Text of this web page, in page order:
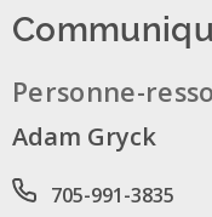
Personne-
Adam Gryck
Phone number
705-991-3835